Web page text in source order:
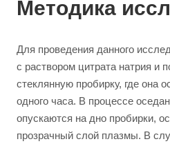
Методика
Для проведения данного
с раствором цитрата натрия и
стеклянную пробирку, где она
одного часа. В процессе
опускаются на дно пробирки,
прозрачный слой плазмы. В